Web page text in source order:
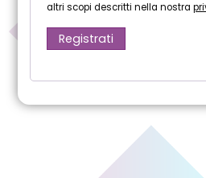
altri scopi descritti nella nostra
Registrati